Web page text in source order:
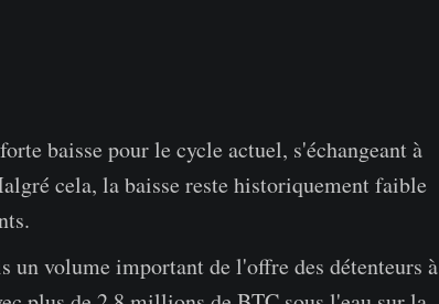
baisse pour le cycle actuel, s'échangeant à
cela, la baisse reste historiquement faible
un volume important de l'offre des détenteurs à